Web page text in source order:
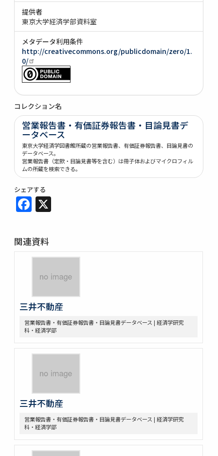
提供者
東京大学経済学部資料室
メタデータ利用条件
http://creativecommons.org/publicdomain/zero/1.
0/
コレクション名
営業報告書・有価証券報告書・目論見書デ
ータベース
東京大学経済学図書館所蔵の営業報告書、有価証券報告書、目論見書の
データベース。
営業報告書（定款・目論見書等を含む）は冊子体およびマイクロフィル
ムの所蔵を検索できる。
シェアする
Facebook
関連資料
三井不動産
営業報告書・有価証券報告書・目論見書データベース | 経済学研究
科・経済学部
三井不動産
営業報告書・有価証券報告書・目論見書データベース | 経済学研究
科・経済学部